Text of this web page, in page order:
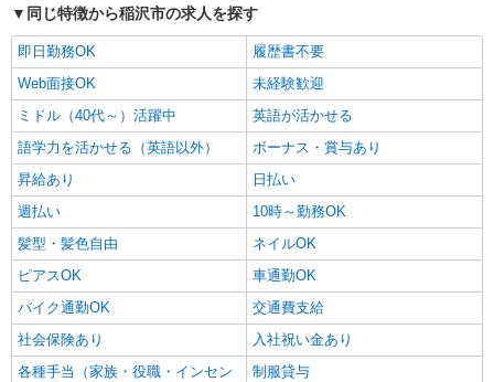
同じ特徴から稲沢市の求人を探す
即日勤務OK
履歴書不要
Web面接OK
未経験歓迎
ミドル（40代～）活躍中
英語が活かせる
語学力を活かせる（英語以外）
ボーナス・賞与あり
昇給あり
日払い
週払い
10時～勤務OK
髪型・髪色自由
ネイルOK
ピアスOK
車通勤OK
バイク通勤OK
交通費支給
社会保険あり
入社祝い金あり
各種手当（家族・役職・インセン
制服貸与